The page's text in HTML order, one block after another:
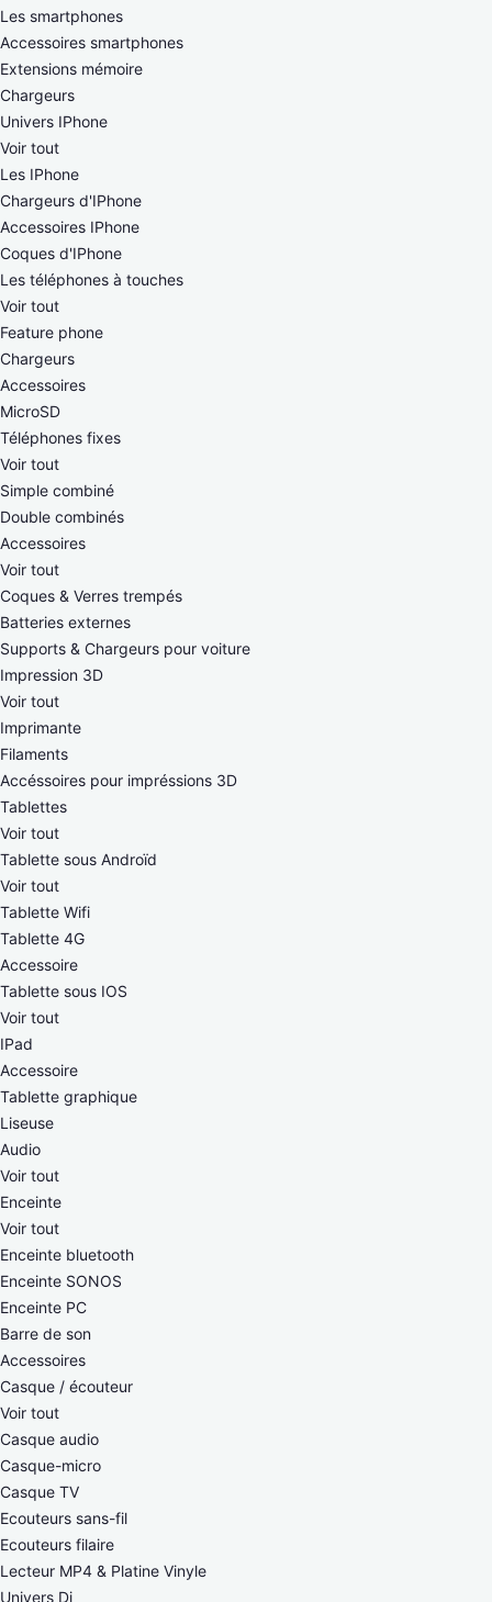
Les smartphones
Accessoires smartphones
Extensions mémoire
Chargeurs
Univers IPhone
Voir tout
Les IPhone
Chargeurs d'IPhone
Accessoires IPhone
Coques d'IPhone
Les téléphones à touches
Voir tout
Feature phone
Chargeurs
Accessoires
MicroSD
Téléphones fixes
Voir tout
Simple combiné
Double combinés
Accessoires
Voir tout
Coques & Verres trempés
Batteries externes
Supports & Chargeurs pour voiture
Impression 3D
Voir tout
Imprimante
Filaments
Accéssoires pour impréssions 3D
Tablettes
Voir tout
Tablette sous Androïd
Voir tout
Tablette Wifi
Tablette 4G
Accessoire
Tablette sous IOS
Voir tout
IPad
Accessoire
Tablette graphique
Liseuse
Audio
Voir tout
Enceinte
Voir tout
Enceinte bluetooth
Enceinte SONOS
Enceinte PC
Barre de son
Accessoires
Casque / écouteur
Voir tout
Casque audio
Casque-micro
Casque TV
Ecouteurs sans-fil
Ecouteurs filaire
Lecteur MP4 & Platine Vinyle
Univers Dj